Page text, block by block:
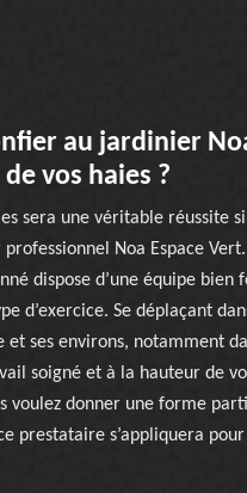
au jardinier
vos haies ?
sera une véritable réussite
Noa Espace
dispose d’une équipe bien
d’exercice. Se déplaçant
et ses environs, notamment
soigné et à la hauteur de
voulez donner une forme
prestataire s’appliquera